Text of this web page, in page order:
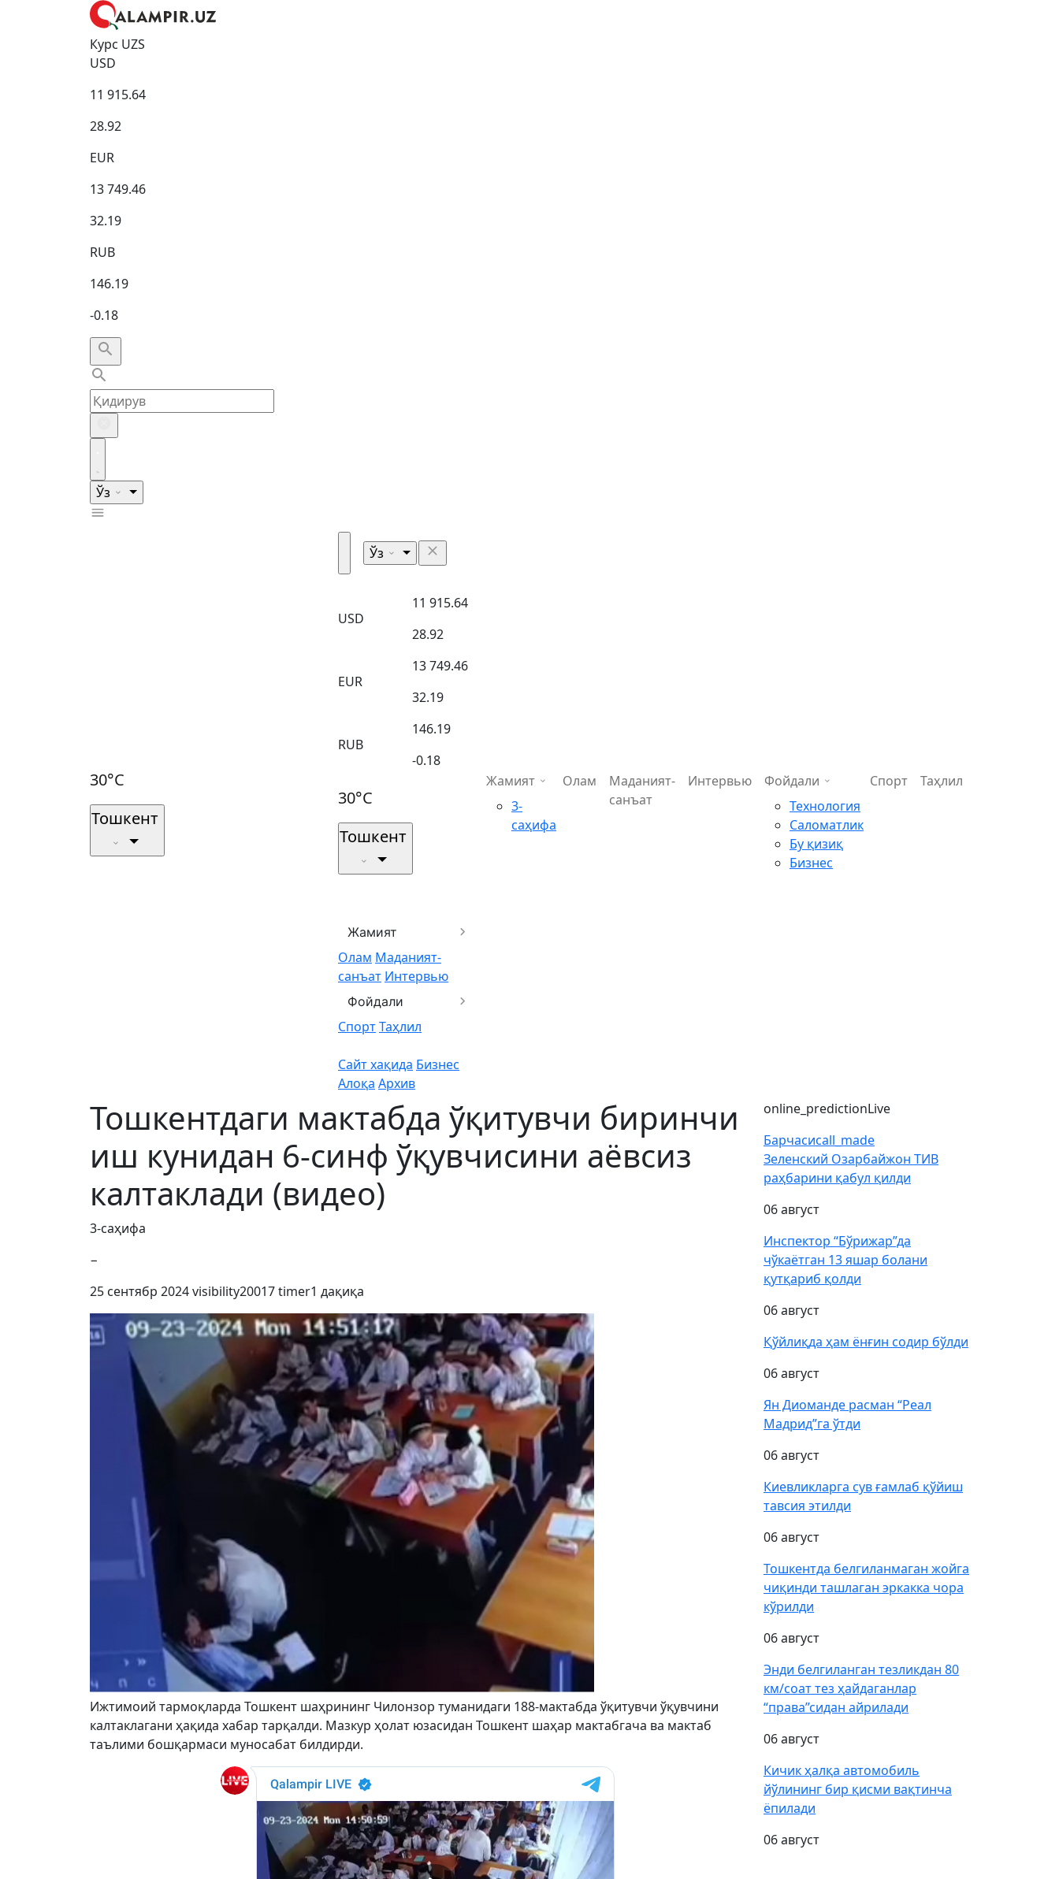
Курс UZS
USD
11 915.64
28.92
EUR
13 749.46
32.19
RUB
146.19
-0.18
Ўз
30°C
Тошкент
Ўз
USD
11 915.64
28.92
EUR
13 749.46
32.19
RUB
146.19
-0.18
30°C
Тошкент
Жамият
Олам Маданият-
санъат Интервью
Фойдали
СпортТаҳлил
Сайт хақида Бизнес
Алоқа Архив
Жамият
3-
саҳифа
Олам
Маданият-
санъат
Интервью
Фойдали
Технология
Саломатлик
Бу қизиқ
Бизнес
Спорт Таҳлил
Тошкентдаги мактабда ўқитувчи биринчи
иш кунидан 6-синф ўқувчисини аёвсиз
калтаклади (видео)
3-саҳифа
−
25 сентябр 2024visibility20017timer1 дақиқа
Ижтимоий тармоқларда Тошкент шаҳрининг Чилонзор туманидаги 188-мактабда ўқитувчи ўқувчини
калтаклагани ҳақида хабар тарқалди. Мазкур ҳолат юзасидан Тошкент шаҳар мактабгача ва мактаб
таълими бошқармаси муносабат билдирди.
online_predictionLive
Барчасиcall_made
Зеленский Озарбайжон ТИВ
раҳбарини қабул қилди
06 август
Инспектор “Бўрижар”да
чўкаётган 13 яшар болани
қутқариб қолди
06 август
Қўйлиқда ҳам ёнғин содир бўлди
06 август
Ян Диоманде расман “Реал
Мадрид”га ўтди
06 август
Киевликларга сув ғамлаб қўйиш
тавсия этилди
06 август
Тошкентда белгиланмаган жойга
чиқинди ташлаган эркакка чора
кўрилди
06 август
Энди белгиланган тезликдан 80
км/соат тез ҳайдаганлар
“права”сидан айрилади
06 август
Кичик ҳалқа автомобиль
йўлининг бир қисми вақтинча
ёпилади
06 август